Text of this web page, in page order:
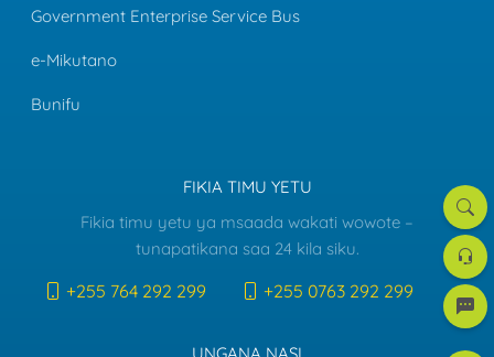
la
e-
Government Enterprise Service Bus
e-Mikutano
Bunifu
FIKIA TIMU YETU
Fikia timu yetu ya msaada wakati wowote –
tunapatikana saa 24 kila siku.
+255 764 292 299 +255 0763 292 299